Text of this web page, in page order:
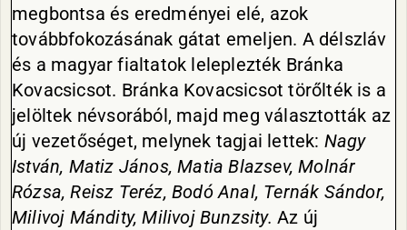
megbontsa és eredményei elé, azok
továbbfokozásának gátat emeljen. A délszláv
és a magyar fialtatok leleplezték Bránka
Kovacsicsot. Bránka Kovacsicsot törőlték is a
jelöltek névsorából, majd meg választották az
új vezetőséget, melynek tagjai lettek: Nagy
István, Matiz János, Matia Blazsev, Molnár
Rózsa, Reisz Teréz, Bodó Anal, Ternák Sándor,
Milivoj Mándity, Milivoj Bunzsity. Az új